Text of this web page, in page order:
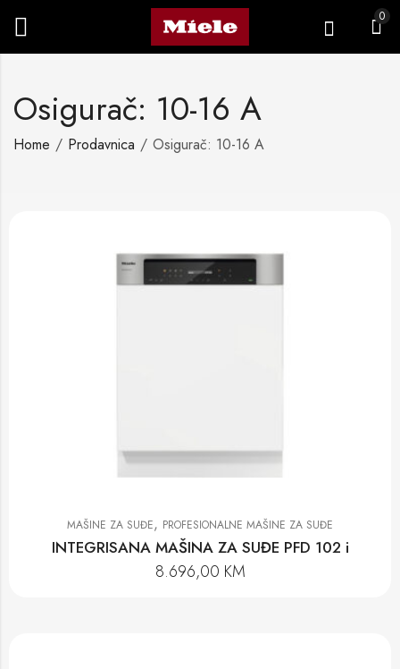
0
Osigurač: 10-16 A
Home Prodavnica Osigurač: 10-16 A
MAŠINE ZA SUĐE, PROFESIONALNE MAŠINE ZA SUĐE
INTEGRISANA MAŠINA ZA SUĐE PFD 102 i
8.696,00 KM